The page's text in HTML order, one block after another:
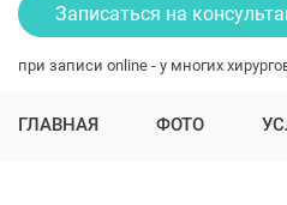
Записаться на
при записи online - у многих
ГЛАВНАЯ ФОТО